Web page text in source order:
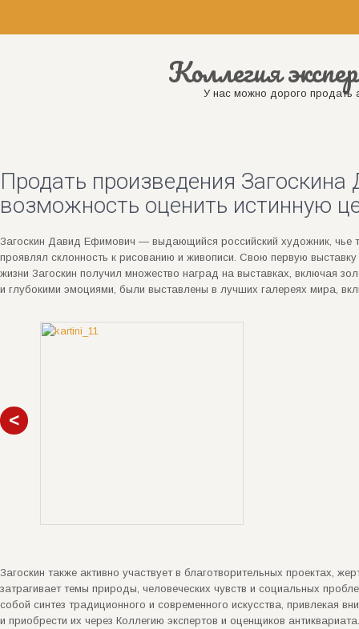
Коллегия
У нас можно дорого продать
Продать произведения
возможность оценить истинную
Загоскин Давид Ефимович — выдающийся российский художник, чье
проявлял склонность к рисованию и живописи. Свою первую
жизни Загоскин получил множество наград на выставках, включая
и глубокими эмоциями, были выставлены в лучших галереях мира,
Загоскин также активно участвует в благотворительных проектах,
затрагивает темы природы, человеческих чувств и социальных
собой синтез традиционного и современного искусства, привлекая
и приобрести их через Коллегию экспертов и оценщиков